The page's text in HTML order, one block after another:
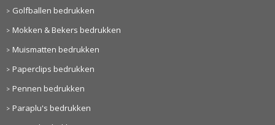
Golfballen bedrukken
Mokken & Bekers bedrukken
Muismatten bedrukken
Paperclips bedrukken
Pennen bedrukken
Paraplu's bedrukken